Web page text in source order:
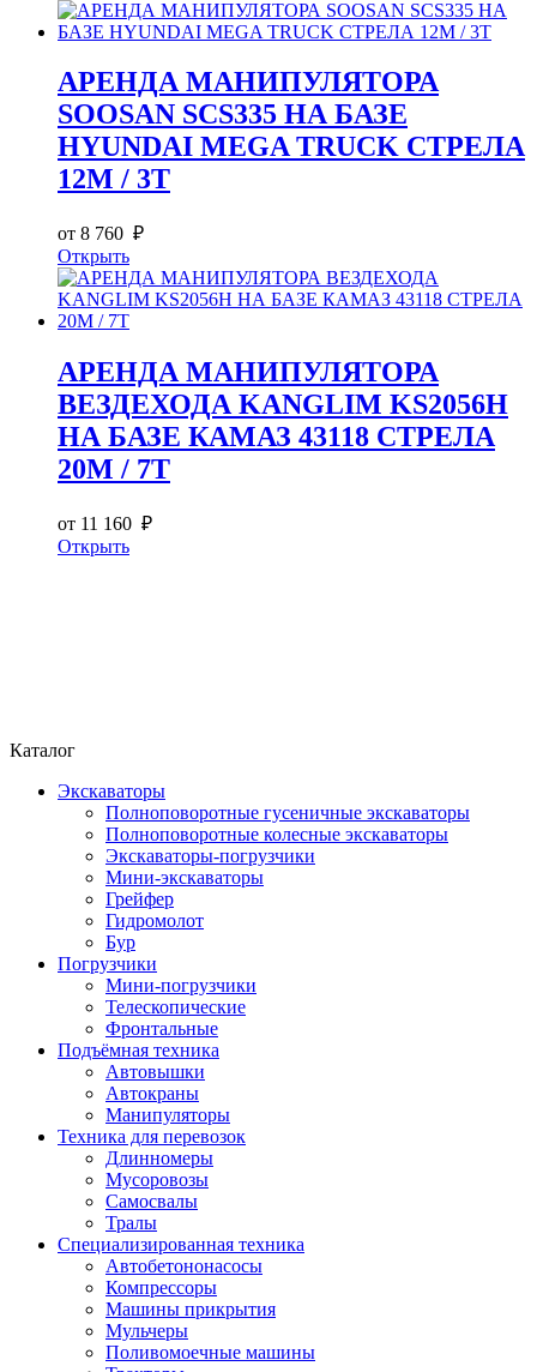
АРЕНДА МАНИПУЛЯТОРА
SOOSAN SCS335 НА БАЗЕ
HYUNDAI MEGA TRUCK СТРЕЛА
12М / 3Т
от 8 760 ₽
Открыть
АРЕНДА МАНИПУЛЯТОРА
ВЕЗДЕХОДА KANGLIM KS2056H
НА БАЗЕ КАМАЗ 43118 СТРЕЛА
20М / 7Т
от 11 160 ₽
Открыть
Каталог
Погрузчики
Мини-погрузчики
Телескопические
Фронтальные
Подъёмная техника
Автовышки
Автокраны
Манипуляторы
Специализированная техника
Автобетононасосы
Компрессоры
Машины прикрытия
Мульчеры
Поливомоечные машины
Техника для перевозок
Длинномеры
Мусоровозы
Самосвалы
Тралы
Экскаваторы
Полноповоротные гусеничные экскаваторы
Полноповоротные колесные экскаваторы
Экскаваторы-погрузчики
Мини-экскаваторы
Грейфер
Гидромолот
Бур